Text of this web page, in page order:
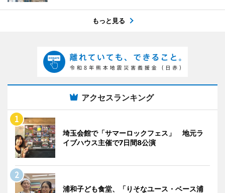
もっと見る
アクセスランキング
埼玉会館で「サマーロックフェス」 地元ラ
イブハウス主催で7日間8公演
浦和子ども食堂、「りそなユース・ベース浦